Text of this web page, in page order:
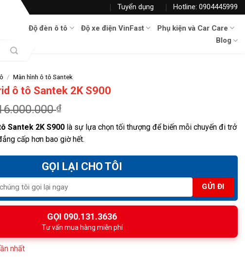
Tuyển dụng Hotline: 0904445999
Độ đèn ô tô Độ xe điện VinFast
Phụ kiện và Car Care
Blog
/ Màn hình ô tô Santek
ô tô Santek 2K S900
₫
Santek 2K S900 là sự lựa chọn tối thượng để biến mỗi chuyến đi trở
cấp hơn bao giờ hết.
GỌI LẠI CHO TÔI
GỌI 090.131.3636
Tư vấn mua hàng miễn phí
nhất